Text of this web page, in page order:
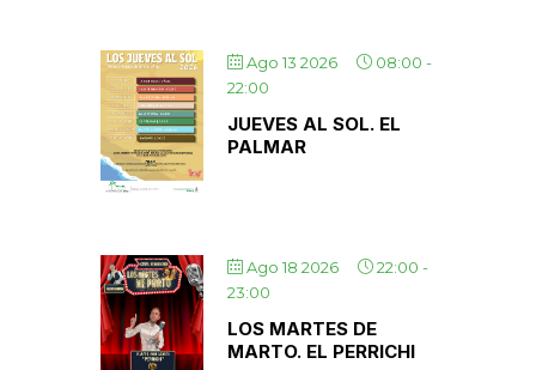
Ago 13 2026 08:00 -
22:00
JUEVES AL SOL. EL
PALMAR
Ago 18 2026 22:00 -
23:00
LOS MARTES DE
MARTO. EL PERRICHI